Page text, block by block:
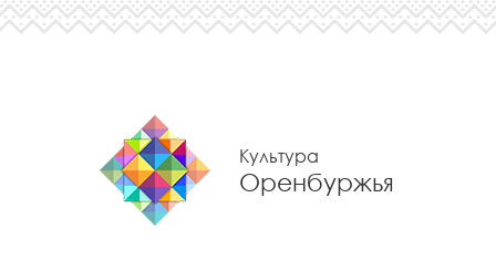
Культура
Оренбуржья